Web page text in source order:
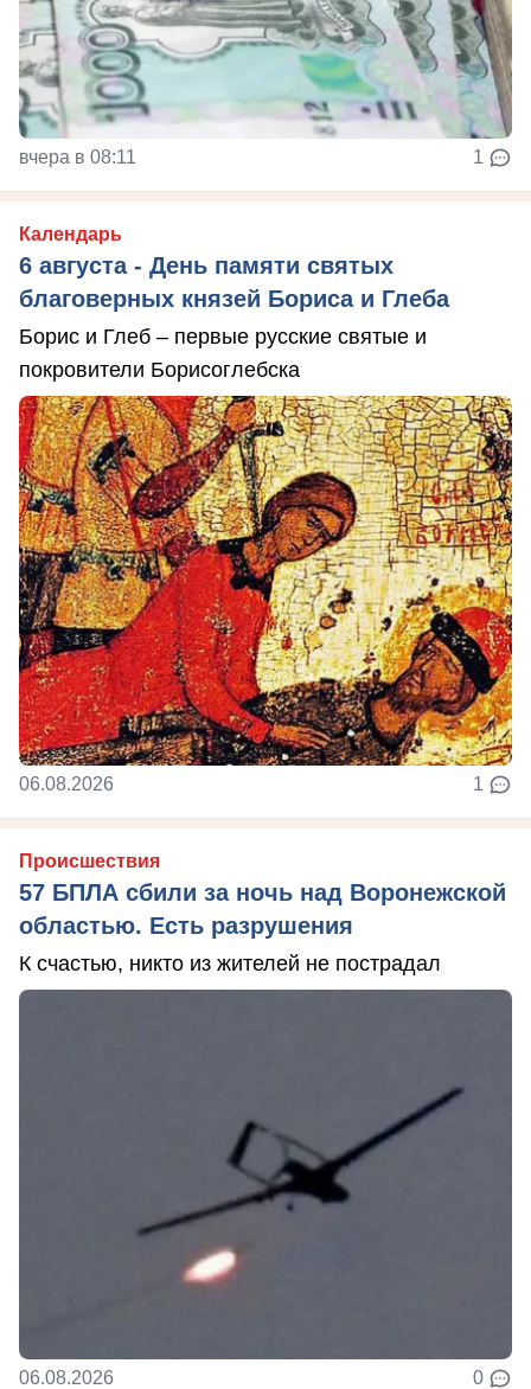
вчера в 08:11 1
Календарь
6 августа - День памяти святых
благоверных князей Бориса и Глеба
Борис и Глеб – первые русские святые и
покровители Борисоглебска
06.08.2026 1
Происшествия
57 БПЛА сбили за ночь над Воронежской
областью. Есть разрушения
К счастью, никто из жителей не пострадал
06.08.2026 0